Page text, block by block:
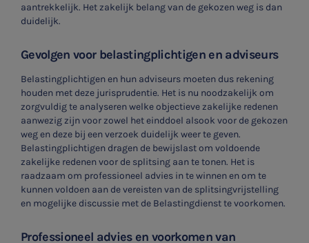
aantrekkelijk. Het zakelijk belang van de gekozen weg is dan
duidelijk.
Gevolgen voor belastingplichtigen en adviseurs
Belastingplichtigen en hun adviseurs moeten dus rekening
houden met deze jurisprudentie. Het is nu noodzakelijk om
zorgvuldig te analyseren welke objectieve zakelijke redenen
aanwezig zijn voor zowel het einddoel alsook voor de gekozen
weg en deze bij een verzoek duidelijk weer te geven.
Belastingplichtigen dragen de bewijslast om voldoende
zakelijke redenen voor de splitsing aan te tonen. Het is
raadzaam om professioneel advies in te winnen en om te
kunnen voldoen aan de vereisten van de splitsingvrijstelling
en mogelijke discussie met de Belastingdienst te voorkomen.
Professioneel advies en voorkomen van